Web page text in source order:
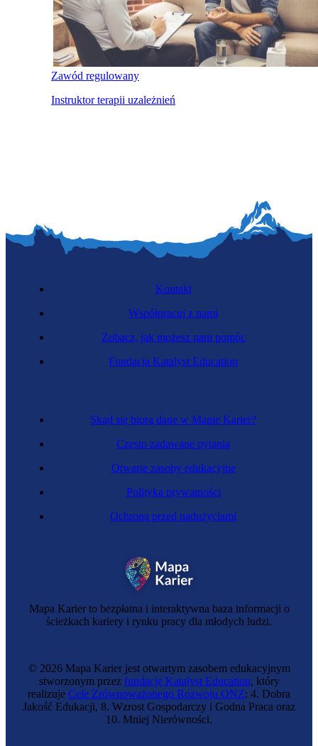
Zawód regulowany
Instruktor terapii uzależnień
Mapa Karier to bezpłatna i interaktywna baza informacji o
ścieżkach kariery i rynku pracy dla młodych ludzi.
Skąd się biorą dane w Mapie Karier?
Często zadawane pytania
Otwarte zasoby edukacyjne
Polityka prywatności
Ochrona przed nadużyciami
Kontakt
Współpracuj z nami
Zobacz, jak możesz nam pomóc
Fundacja Katalyst Education
© 2026 Mapa Karier jest otwartym zasobem edukacyjnym
stworzonym przez fundację Katalyst Education, który
realizuje Cele Zrównoważonego Rozwoju ONZ: 4. Dobra
Jakość Edukacji, 8. Wzrost Gospodarczy i Godna Praca oraz
10. Mniej Nierówności.